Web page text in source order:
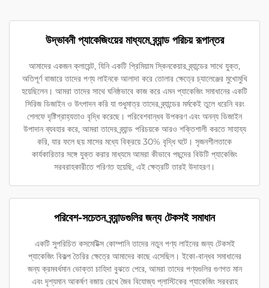
উদ্ভাবনী প্যাকেজিংয়ের মাধ্যমে ব্র্যান্ড পরিচয় রূপান্তর
আমাদের একজন ক্লায়েন্ট, যিনি একটি প্রিমিয়াম স্কিনকেয়ার ব্র্যান্ডের সাথে যুক্ত,
অতিপূর্ণ বাজারে তাদের পণ্য লাইনকে আলাদা করে তোলার ক্ষেত্রে চ্যালেঞ্জের মুখোমুখি
হয়েছিলেন। আমরা তাদের সাথে ঘনিষ্ঠভাবে কাজ করে এমন প্যাকেজিং সমাধানের একটি
সিরিজ ডিজাইন ও উৎপাদন করি যা শুধুমাত্র তাদের ব্র্যান্ডের মর্মকেই তুলে ধরেনি বরং
শেলফে দৃষ্টিগ্রাহ্যতাও বৃদ্ধি করেছে। পরিবেশবান্ধব উপকরণ এবং অনন্য ডিজাইন
উপাদান ব্যবহার করে, আমরা তাদের ব্র্যান্ড পরিচয়কে আরও শক্তিশালী করতে সাহায্য
করি, যার ফলে ছয় মাসের মধ্যে বিক্রয়ে 30% বৃদ্ধি ঘটে। সৃজনশীলতাকে
কার্যকারিতার সঙ্গে যুক্ত করার মাধ্যমে আমরা কীভাবে পছন্দের বিউটি প্যাকেজিং
সরবরাহকারীতে পরিণত হয়েছি, এই ক্ষেত্রটি তারই উদাহরণ।
পরিবেশ-সচেতন ব্র্যান্ডগুলির জন্য টেকসই সমাধান
একটি সুপরিচিত কসমেটিক্স কোম্পানি তাদের নতুন পণ্য লাইনের জন্য টেকসই
প্যাকেজিং বিকল্প তৈরির ক্ষেত্রে আমাদের কাছে এসেছিল। ইকো-বান্ধব সমাধানের
জন্য ক্রমবর্ধমান ভোক্তা চাহিদা বুঝতে পেরে, আমরা তাদের পণ্যগুলির গুণগত মান
এবং দৃশ্যমান আকর্ষণ বজায় রেখে জৈব বিযোজ্য প্লাস্টিকের প্যাকেজিং সরবরাহ